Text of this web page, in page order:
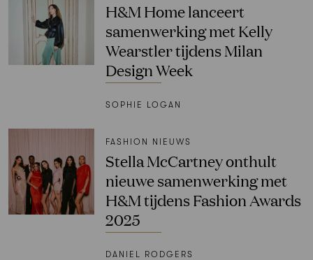
H&M Home lanceert
samenwerking met Kelly
Wearstler tijdens Milan
Design Week
SOPHIE LOGAN
FASHION NIEUWS
Stella McCartney onthult
nieuwe samenwerking met
H&M tijdens Fashion Awards
2025
DANIEL RODGERS